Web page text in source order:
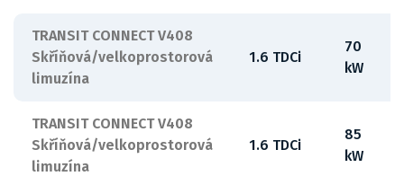
TRANSIT CONNECT V408
Skříňová/velkoprostorová
limuzína
1.6 TDCi
70
kW
TRANSIT CONNECT V408
Skříňová/velkoprostorová
limuzína
1.6 TDCi
85
kW